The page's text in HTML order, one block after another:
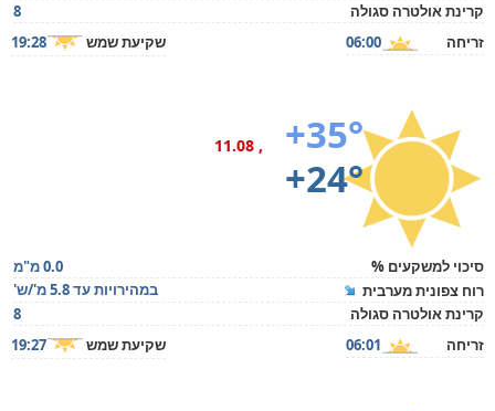
קרינת אולטרה סגולה
8
זריחה
06:00 שקיעת שמש 19:28
+35°
+24°
, 11.08
סיכוי למשקעים %
0.0 מ"מ
רוח צפונית מערבית
במהירויות עד 5.8 מ'/ש'
קרינת אולטרה סגולה
8
זריחה
06:01 שקיעת שמש 19:27